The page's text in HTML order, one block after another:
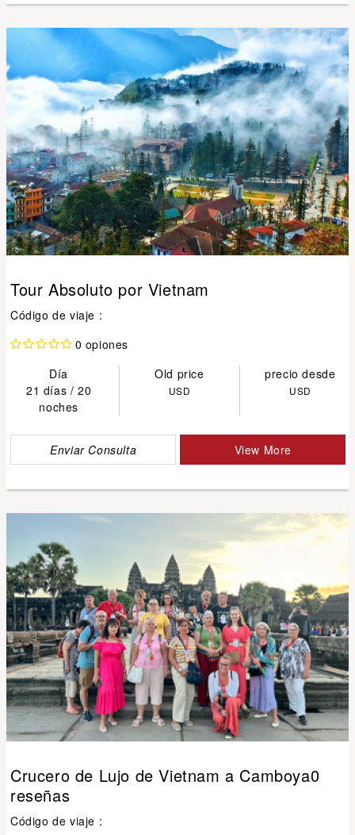
Tour Absoluto por Vietnam
Código de viaje :
0 opiones
Día
Old price
precio desde
21 días / 20
noches
USD USD
Enviar Consulta View More
Crucero de Lujo de Vietnam a Camboya0
reseñas
Código de viaje :